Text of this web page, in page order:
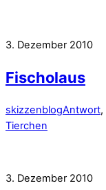
3. Dezember 2010
Fischolaus
skizzenblogAntwort,
Tierchen
3. Dezember 2010